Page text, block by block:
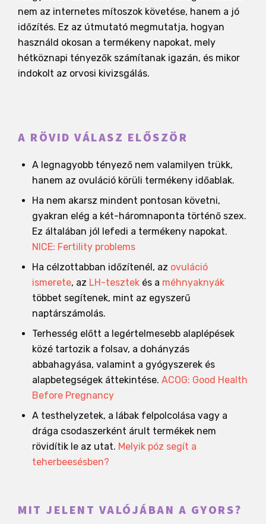
nem az internetes mítoszok követése, hanem a jó
időzítés. Ez az útmutató megmutatja, hogyan
használd okosan a termékeny napokat, mely
hétköznapi tényezők számítanak igazán, és mikor
indokolt az orvosi kivizsgálás.
A RÖVID VÁLASZ ELŐSZÖR
A legnagyobb tényező nem valamilyen trükk,
hanem az ovuláció körüli termékeny időablak.
Ha nem akarsz mindent pontosan követni,
gyakran elég a két-háromnaponta történő szex.
Ez általában jól lefedi a termékeny napokat.
NICE: Fertility problems
Ha célzottabban időzítenél, az ovuláció
ismerete, az LH-tesztek és a méhnyaknyák
többet segítenek, mint az egyszerű
naptárszámolás.
Terhesség előtt a legértelmesebb alaplépések
közé tartozik a folsav, a dohányzás
abbahagyása, valamint a gyógyszerek és
alapbetegségek áttekintése. ACOG: Good Health
Before Pregnancy
A testhelyzetek, a lábak felpolcolása vagy a
drága csodaszerként árult termékek nem
rövidítik le az utat. Melyik póz segít a
teherbeesésben?
MIT JELENT VALÓJÁBAN A GYORS?